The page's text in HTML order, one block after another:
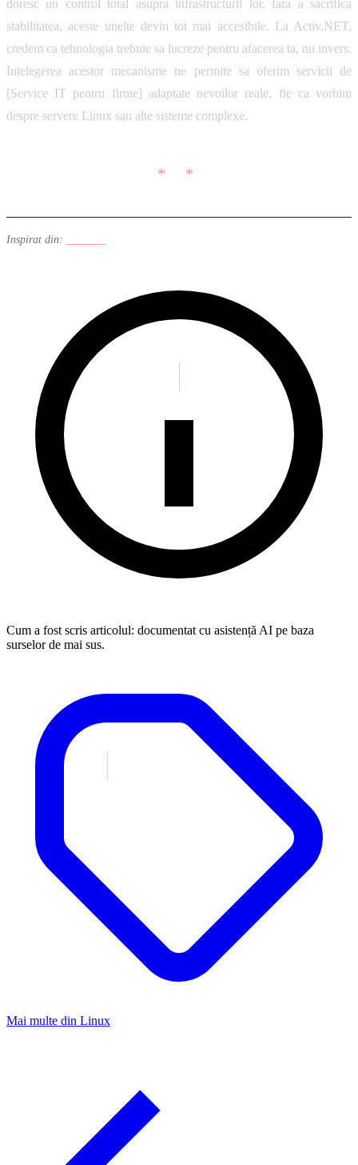
doresc un control total asupra infrastructurii lor, fara a sacrifica
stabilitatea, aceste unelte devin tot mai accesibile. La Activ.NET,
credem ca tehnologia trebuie sa lucreze pentru afacerea ta, nu invers.
Intelegerea acestor mecanisme ne permite sa oferim servicii de
[Service IT pentru firme] adaptate nevoilor reale, fie ca vorbim
despre servere Linux sau alte sisteme complexe.
Inspirat din:
Cum a fost scris articolul: documentat cu asistență AI pe baza
surselor de mai sus.
Mai multe din Linux